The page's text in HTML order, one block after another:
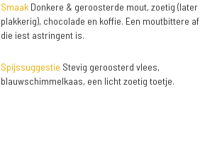
SmaakDonkere & geroosterde mout, zoetig (later
plakkerig), chocolade en koffie. Een moutbittere
die iest astringent is.
Spijssuggestie Stevig geroosterd vlees,
blauwschimmelkaas, een licht zoetig toetje.